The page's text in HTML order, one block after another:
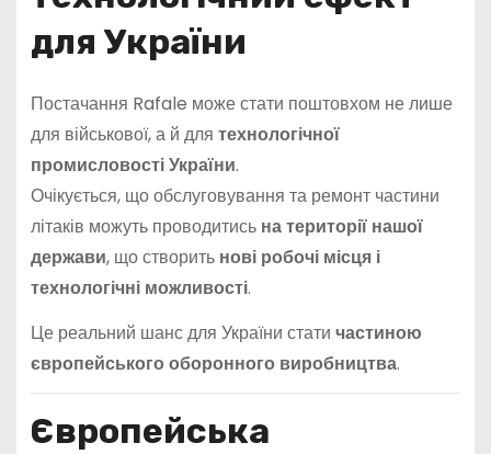
для України
Постачання Rafale може стати поштовхом не лише
для військової, а й для технологічної
промисловості України.
Очікується, що обслуговування та ремонт частини
літаків можуть проводитись на території нашої
держави, що створить нові робочі місця і
технологічні можливості.
Це реальний шанс для України стати частиною
європейського оборонного виробництва.
Європейська